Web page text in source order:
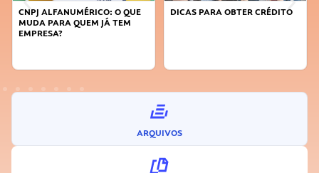
CNPJ ALFANUMÉRICO: O QUE
MUDA PARA QUEM JÁ TEM
EMPRESA?
DICAS PARA OBTER CRÉDITO
ARQUIVOS